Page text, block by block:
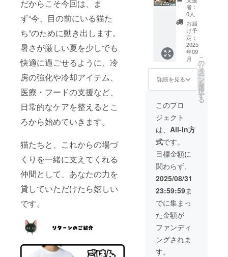
だからこそ今回は、ま
ず“今、目の前にいる猫た
ち”のために動き出します。
暑さが厳しい夏を少しでも
快適に過ごせるように、冷
房の強化や冷却アイテム、
医療・フードの支援など、
日常的なケアを整えるとこ
ろから始めていきます。
猫たちと、これからの場づ
くりを一緒に支えてくれる
仲間として、あなたの力を
貸していただけたら嬉しい
です。
は3,000
円／
5,000円
10,000
円のリ
ターン
と内容
は同一
です。
ご支援
のお気
持ちに
応じた
ご選択
となり
ます。
「あり
がと
う」の
気持ち
を、猫
たちの
表情に
込め
て。
日々の
え、本
当にあ
りがと
うござ
いま
す。 ※
このリ
ターン
は3,000
円／
5,000円
／
10,000
円のリ
ターン
と内容
は同一
です。
ンロー
ド形
式） お
届け方
法：
メール
または
LINEに
てお送
りしま
す 内
容：支
援者限
定の、
とって
おきの
猫たち
の日常
写真を
厳選！
「あり
がと
う」の
気持ち
を、猫
たちの
表情に
込め
て。
日々の
くださ
るご支
援への
感謝と
して、
「ニャ
ロスで
暮らす
猫たち
の秘蔵
ブロマ
イド
（写
真）」
をお送
りしま
す。 形
式：デ
ジタル
写真
（ダウ
ンロー
ド形
式） お
届け方
法：
メール
または
LINEに
てお送
者：
0人
お届
け予
定：
2025
年09
月
詳細を見る
こ
の
リ
タ
ー
ン
を
選
択
す
る
このプロ
ジェクト
は、 All-In方
式です。
目標金額に
関わらず、
2025/08/31
23:59:59ま
でに集まっ
た金額が
ファンディ
ングされま
す。